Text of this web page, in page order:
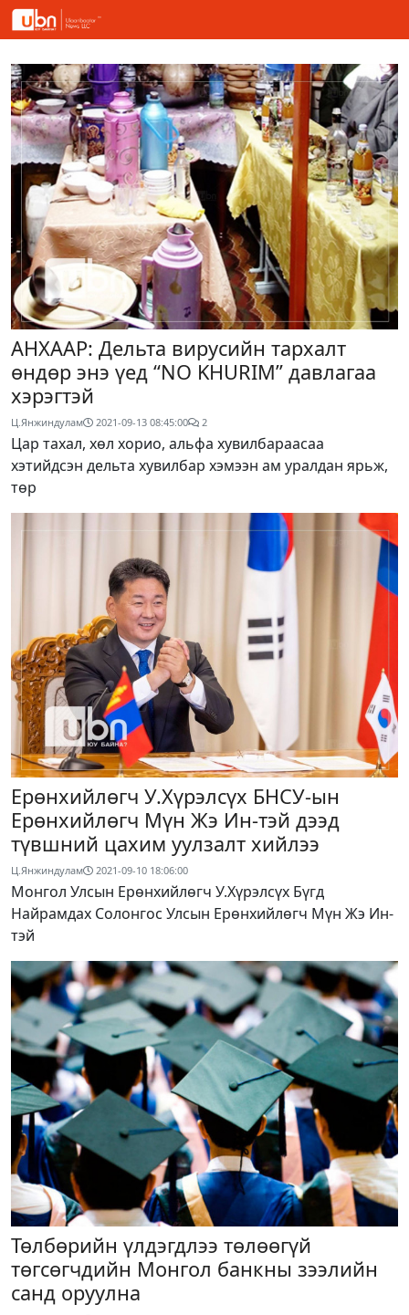
АНХААР: Дельта вирусийн тархалт
өндөр энэ үед “NO KHURIM” давлагаа
хэрэгтэй
Ц.Янжиндулам 2021-09-13 08:45:00 2
Цар тахал, хөл хорио, альфа хувилбараасаа
хэтийдсэн дельта хувилбар хэмээн ам уралдан ярьж,
төр
Ерөнхийлөгч У.Хүрэлсүх БНСУ-ын
Ерөнхийлөгч Мүн Жэ Ин-тэй дээд
түвшний цахим уулзалт хийлээ
Ц.Янжиндулам 2021-09-10 18:06:00
Монгол Улсын Ерөнхийлөгч У.Хүрэлсүх Бүгд
Найрамдах Солонгос Улсын Ерөнхийлөгч Мүн Жэ Ин-
тэй
Төлбөрийн үлдэгдлээ төлөөгүй
төгсөгчдийн Монгол банкны зээлийн
санд оруулна